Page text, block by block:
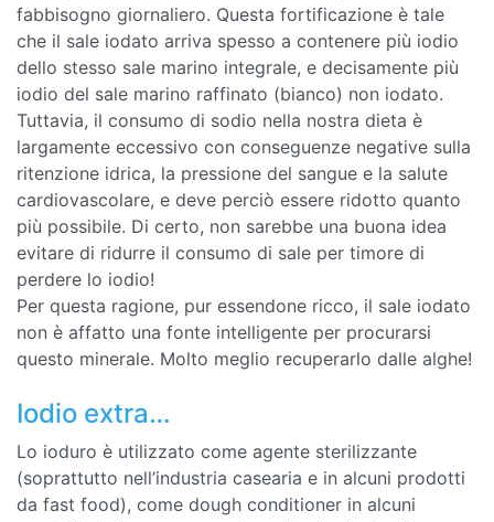
fabbisogno giornaliero. Questa fortificazione è tale
che il sale iodato arriva spesso a contenere più iodio
dello stesso sale marino integrale, e decisamente più
iodio del sale marino raffinato (bianco) non iodato.
Tuttavia, il consumo di sodio nella nostra dieta è
largamente eccessivo con conseguenze negative sulla
ritenzione idrica, la pressione del sangue e la salute
cardiovascolare, e deve perciò essere ridotto quanto
più possibile. Di certo, non sarebbe una buona idea
evitare di ridurre il consumo di sale per timore di
perdere lo iodio!
Per questa ragione, pur essendone ricco, il sale iodato
non è affatto una fonte intelligente per procurarsi
questo minerale. Molto meglio recuperarlo dalle alghe!
Iodio extra…
Lo ioduro è utilizzato come agente sterilizzante
(soprattutto nell’industria casearia e in alcuni prodotti
da fast food), come dough conditioner in alcuni